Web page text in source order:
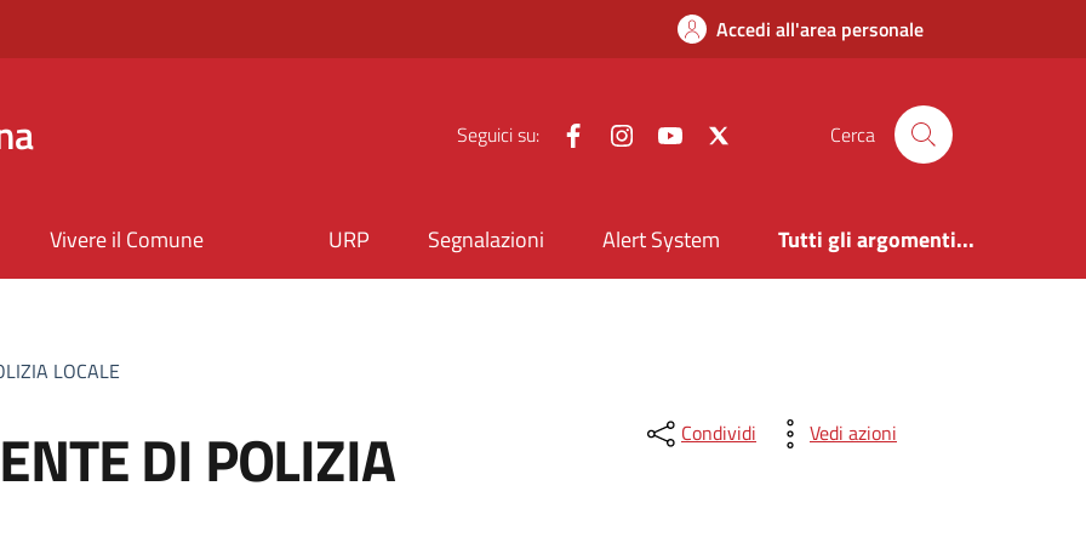
Accedi all'area personale
Seguici su: FacebookInstagramYouTube Cerca
Vivere il Comune URP Segnalazioni Alert System Tutti gli argomenti...
LOCALE
DI POLIZIA
Condividi Vedi azioni